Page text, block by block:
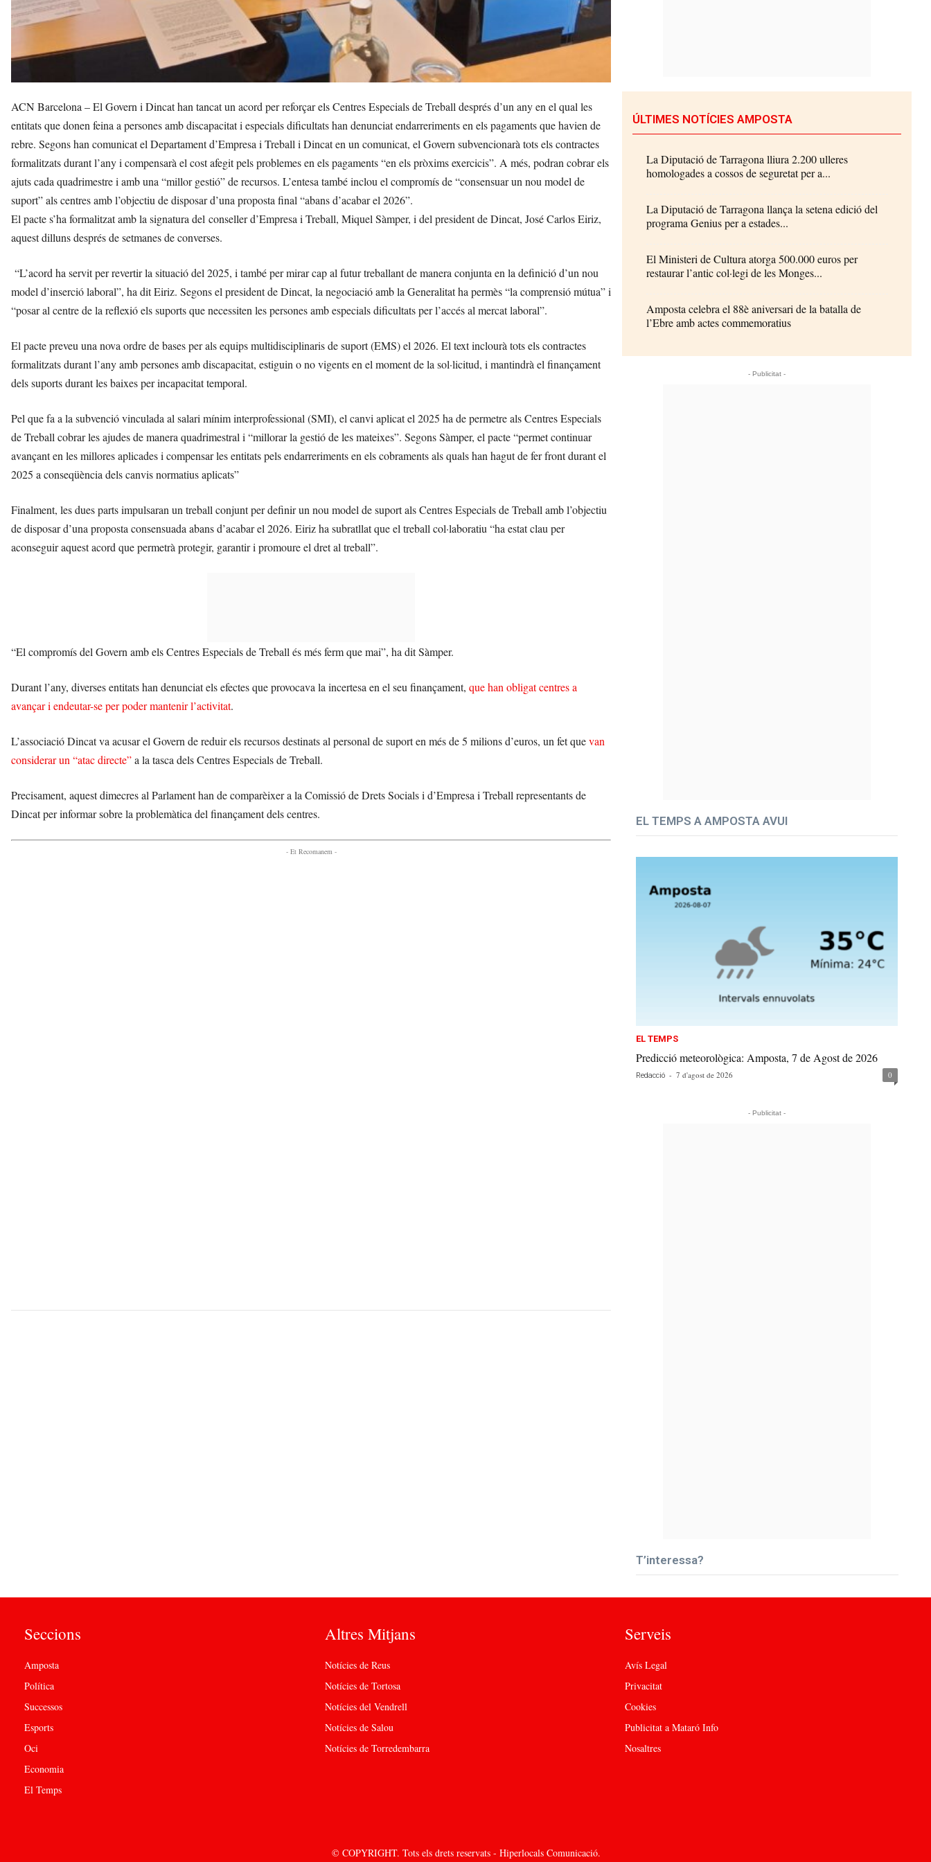
ACN Barcelona – El Govern i Dincat han tancat un acord per reforçar els Centres Especials de Treball després d’un any en el qual les
entitats que donen feina a persones amb discapacitat i especials dificultats han denunciat endarreriments en els pagaments que havien de
rebre. Segons han comunicat el Departament d’Empresa i Treball i Dincat en un comunicat, el Govern subvencionarà tots els contractes
formalitzats durant l’any i compensarà el cost afegit pels problemes en els pagaments “en els pròxims exercicis”. A més, podran cobrar els
ajuts cada quadrimestre i amb una “millor gestió” de recursos. L’entesa també inclou el compromís de “consensuar un nou model de
suport” als centres amb l’objectiu de disposar d’una proposta final “abans d’acabar el 2026”.
El pacte s’ha formalitzat amb la signatura del conseller d’Empresa i Treball, Miquel Sàmper, i del president de Dincat, José Carlos Eiriz,
aquest dilluns després de setmanes de converses.
“L’acord ha servit per revertir la situació del 2025, i també per mirar cap al futur treballant de manera conjunta en la definició d’un nou
model d’inserció laboral”, ha dit Eiriz. Segons el president de Dincat, la negociació amb la Generalitat ha permès “la comprensió mútua” i
“posar al centre de la reflexió els suports que necessiten les persones amb especials dificultats per l’accés al mercat laboral”.
El pacte preveu una nova ordre de bases per als equips multidisciplinaris de suport (EMS) el 2026. El text inclourà tots els contractes
formalitzats durant l’any amb persones amb discapacitat, estiguin o no vigents en el moment de la sol·licitud, i mantindrà el finançament
dels suports durant les baixes per incapacitat temporal.
Pel que fa a la subvenció vinculada al salari mínim interprofessional (SMI), el canvi aplicat el 2025 ha de permetre als Centres Especials
de Treball cobrar les ajudes de manera quadrimestral i “millorar la gestió de les mateixes”. Segons Sàmper, el pacte “permet continuar
avançant en les millores aplicades i compensar les entitats pels endarreriments en els cobraments als quals han hagut de fer front durant el
2025 a conseqüència dels canvis normatius aplicats”
Finalment, les dues parts impulsaran un treball conjunt per definir un nou model de suport als Centres Especials de Treball amb l’objectiu
de disposar d’una proposta consensuada abans d’acabar el 2026. Eiriz ha subratllat que el treball col·laboratiu “ha estat clau per
aconseguir aquest acord que permetrà protegir, garantir i promoure el dret al treball”.
“El compromís del Govern amb els Centres Especials de Treball és més ferm que mai”, ha dit Sàmper.
Durant l’any, diverses entitats han denunciat els efectes que provocava la incertesa en el seu finançament, que han obligat centres a
avançar i endeutar-se per poder mantenir l’activitat.
L’associació Dincat va acusar el Govern de reduir els recursos destinats al personal de suport en més de 5 milions d’euros, un fet quevan
considerar un “atac directe”a la tasca dels Centres Especials de Treball.
Precisament, aquest dimecres al Parlament han de comparèixer a la Comissió de Drets Socials i d’Empresa i Treball representants de
Dincat per informar sobre la problemàtica del finançament dels centres.
- Et Recomanem -
ÚLTIMES NOTÍCIES AMPOSTA
La Diputació de Tarragona lliura 2.200 ulleres
homologades a cossos de seguretat per a...
La Diputació de Tarragona llança la setena edició del
programa Genius per a estades...
El Ministeri de Cultura atorga 500.000 euros per
restaurar l’antic col·legi de les Monges...
Amposta celebra el 88è aniversari de la batalla de
l’Ebre amb actes commemoratius
- Publicitat -
EL TEMPS A AMPOSTA AVUI
EL TEMPS
Predicció meteorològica: Amposta, 7 de Agost de 2026
Redacció - 7 d'agost de 2026 0
- Publicitat -
T’interessa?
Seccions
Amposta
Política
Successos
Esports
Oci
Economia
El Temps
Altres Mitjans
Notícies de Reus
Notícies de Tortosa
Notícies del Vendrell
Notícies de Salou
Notícies de Torredembarra
Serveis
Avís Legal
Privacitat
Cookies
Publicitat a Mataró Info
Nosaltres
© COPYRIGHT. Tots els drets reservats - Hiperlocals Comunicació.